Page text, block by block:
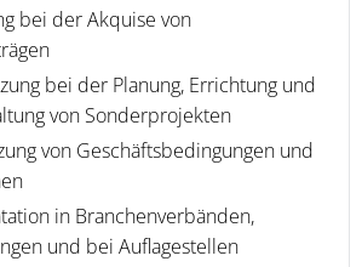
bei der Akquise von
bei der Planung, Errichtung und
von Sonderprojekten
von Geschäftsbedingungen und
in Branchenverbänden,
und bei Auflagestellen